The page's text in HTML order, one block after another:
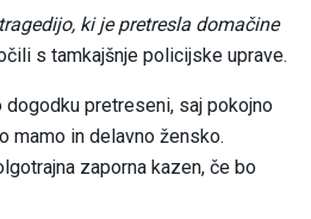
ki je pretresla domačine
s tamkajšnje policijske uprave.
pretreseni, saj pokojno
mamo in delavno žensko.
zaporna kazen, če bo